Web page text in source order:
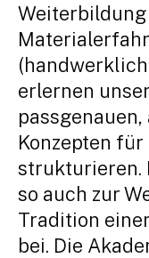
erlernen
Konzepten
strukturieren.
so auch zur
Tradition
bei. Die